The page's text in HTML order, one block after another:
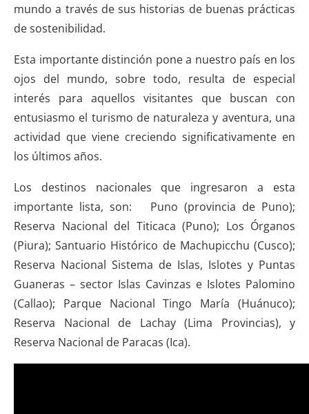
mundo a través de sus historias de buenas prácticas
de sostenibilidad.
Esta importante distinción pone a nuestro país en los
ojos del mundo, sobre todo, resulta de especial
interés para aquellos visitantes que buscan con
entusiasmo el turismo de naturaleza y aventura, una
actividad que viene creciendo significativamente en
los últimos años.
Los destinos nacionales que ingresaron a esta
importante lista, son: Puno (provincia de Puno);
Reserva Nacional del Titicaca (Puno); Los Órganos
(Piura); Santuario Histórico de Machupicchu (Cusco);
Reserva Nacional Sistema de Islas, Islotes y Puntas
Guaneras – sector Islas Cavinzas e Islotes Palomino
(Callao); Parque Nacional Tingo María (Huánuco);
Reserva Nacional de Lachay (Lima Provincias), y
Reserva Nacional de Paracas (Ica).